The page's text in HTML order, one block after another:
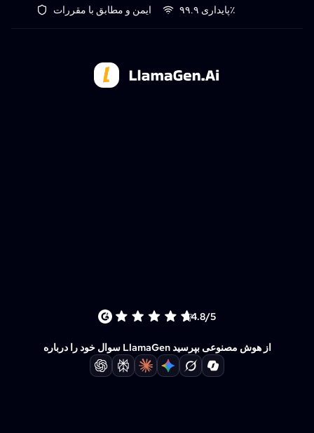
ایمن و مطابق با مقررات
پایداری ۹۹.۹٪
4.8/5
سوال خود را درباره LlamaGen از هوش مصنوعی بپرسید